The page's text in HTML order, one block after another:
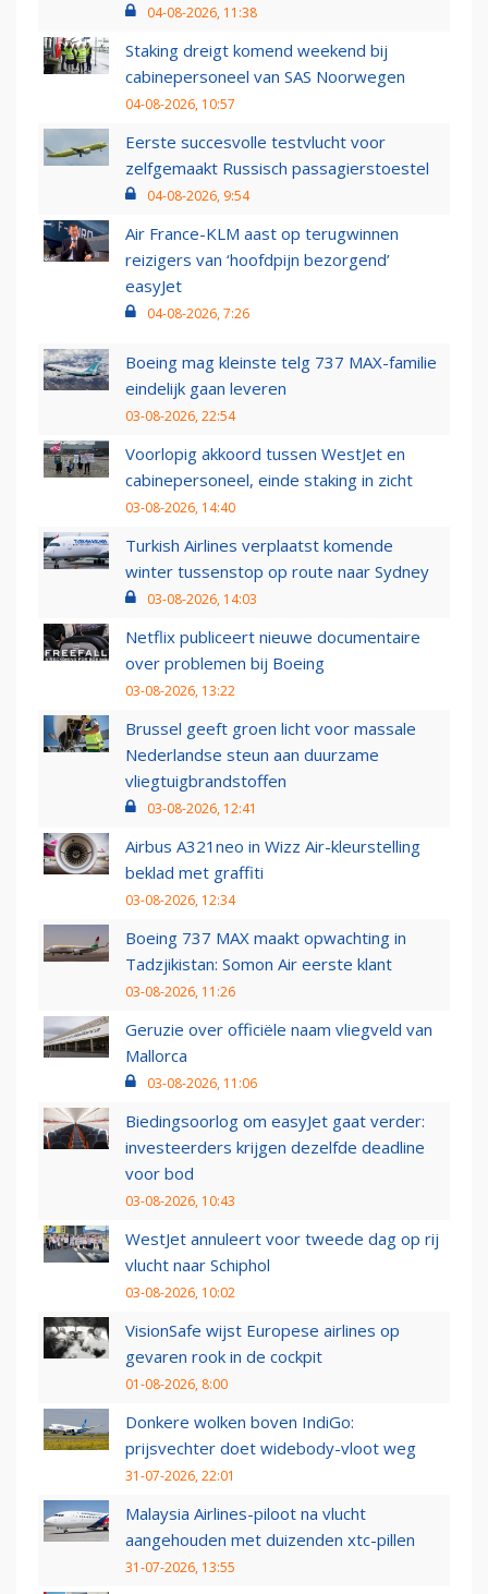
04-08-2026, 11:38
Staking dreigt komend weekend bij
cabinepersoneel van SAS Noorwegen
04-08-2026, 10:57
Eerste succesvolle testvlucht voor
zelfgemaakt Russisch passagierstoestel
04-08-2026, 9:54
Air France-KLM aast op terugwinnen
reizigers van ‘hoofdpijn bezorgend’
easyJet
04-08-2026, 7:26
Boeing mag kleinste telg 737 MAX-familie
eindelijk gaan leveren
03-08-2026, 22:54
Voorlopig akkoord tussen WestJet en
cabinepersoneel, einde staking in zicht
03-08-2026, 14:40
Turkish Airlines verplaatst komende
winter tussenstop op route naar Sydney
03-08-2026, 14:03
Netflix publiceert nieuwe documentaire
over problemen bij Boeing
03-08-2026, 13:22
Brussel geeft groen licht voor massale
Nederlandse steun aan duurzame
vliegtuigbrandstoffen
03-08-2026, 12:41
Airbus A321neo in Wizz Air-kleurstelling
beklad met graffiti
03-08-2026, 12:34
Boeing 737 MAX maakt opwachting in
Tadzjikistan: Somon Air eerste klant
03-08-2026, 11:26
Geruzie over officiële naam vliegveld van
Mallorca
03-08-2026, 11:06
Biedingsoorlog om easyJet gaat verder:
investeerders krijgen dezelfde deadline
voor bod
03-08-2026, 10:43
WestJet annuleert voor tweede dag op rij
vlucht naar Schiphol
03-08-2026, 10:02
VisionSafe wijst Europese airlines op
gevaren rook in de cockpit
01-08-2026, 8:00
Donkere wolken boven IndiGo:
prijsvechter doet widebody-vloot weg
31-07-2026, 22:01
Malaysia Airlines-piloot na vlucht
aangehouden met duizenden xtc-pillen
31-07-2026, 13:55